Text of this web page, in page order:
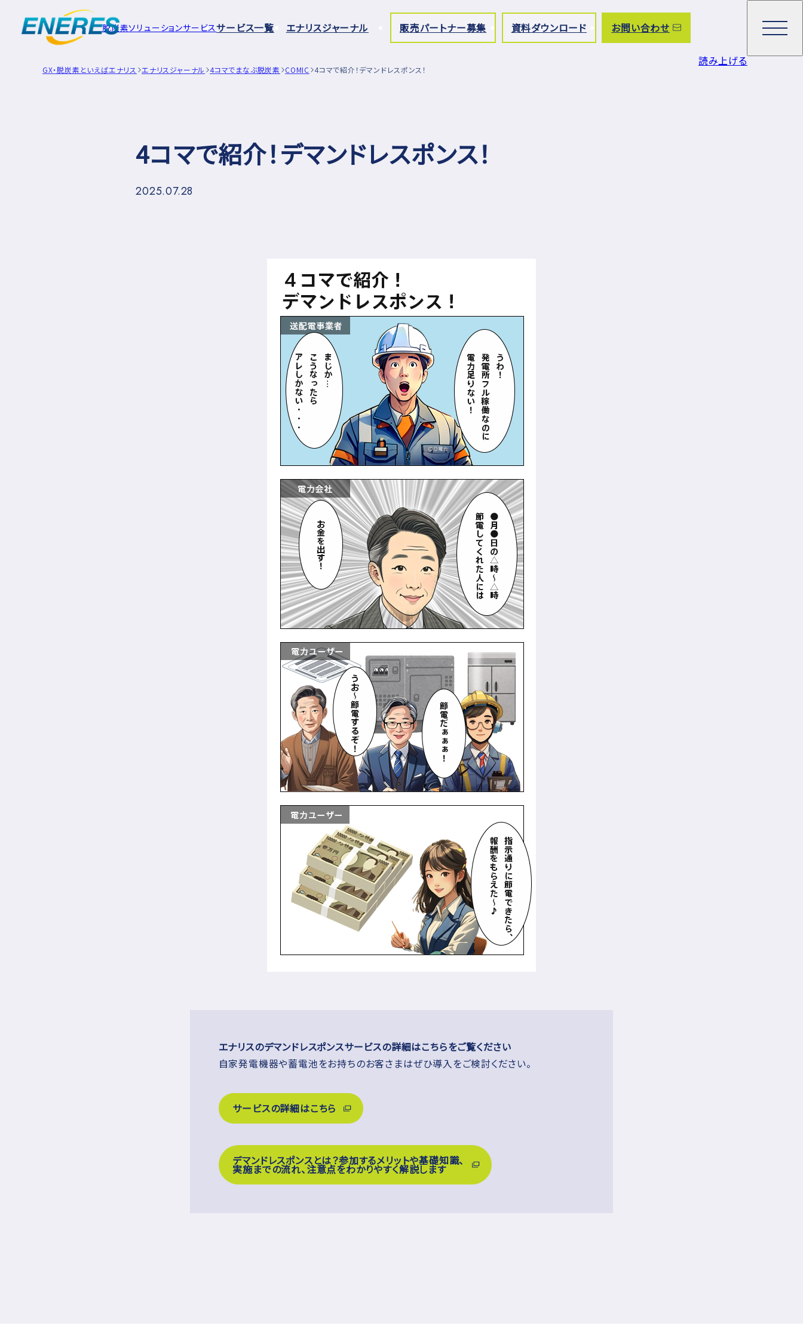
読み上げる
脱炭素ソリューションサービスサービス一覧 エナリスジャーナル 販売パートナー募集 資料ダウンロード お問い合わせ
GX・脱炭素といえばエナリス エナリスジャーナル 4コマでまなぶ脱炭素 COMIC 4コマで紹介！デマンドレスポンス！
4コマで紹介！デマンドレスポンス！
2025.07.28
エナリスのデマンドレスポンスサービスの詳細はこちらをご覧ください
自家発電機器や蓄電池をお持ちのお客さまはぜひ導入をご検討ください。
サービスの詳細はこちら
デマンドレスポンスとは？参加するメリットや基礎知識、
実施までの流れ、注意点をわかりやすく解説します